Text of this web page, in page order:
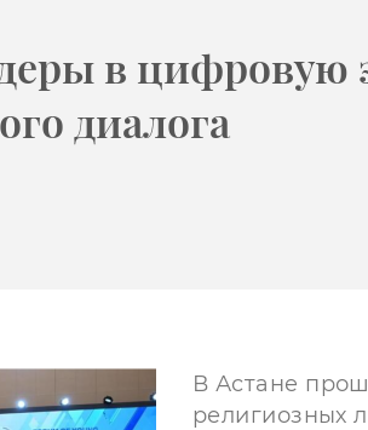
в цифровую
диалога
В Астане
религиозных